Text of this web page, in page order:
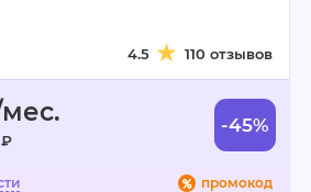
4.5 110 отзывов
₽
-45%
промокод